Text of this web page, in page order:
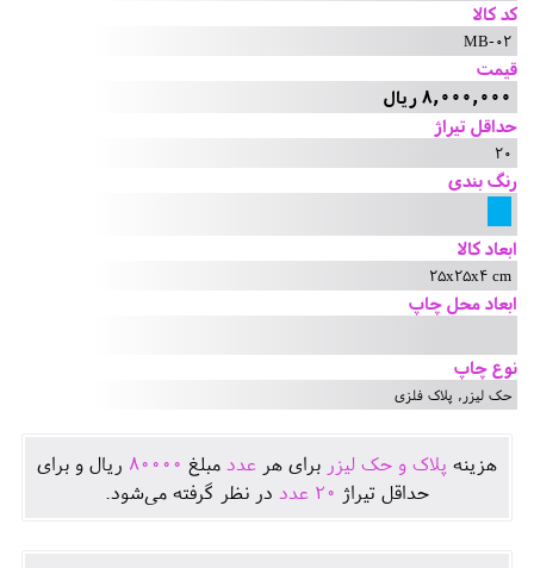
کد کالا
MB-02
قیمت
8,000,000 ریال
حداقل تیراژ
20
رنگ بندی
ابعاد کالا
25x25x4 cm
ابعاد محل چاپ
نوع چاپ
حک لیزر, پلاک فلزی
هزينه پلاک و حک لیزر برای هر عدد مبلغ 80000 ريال و برای
حداقل تيراژ 20 عدد در نظر گرفته می‌شود.